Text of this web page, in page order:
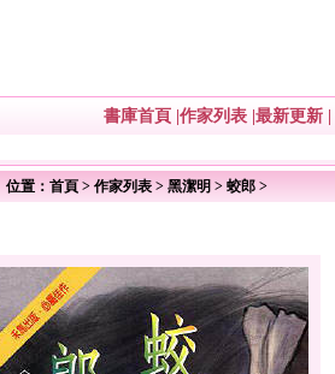
書庫首頁 作家列表 最新更新
位置： 首頁 > 作家列表 > 黑潔明 > 蛟郎 >